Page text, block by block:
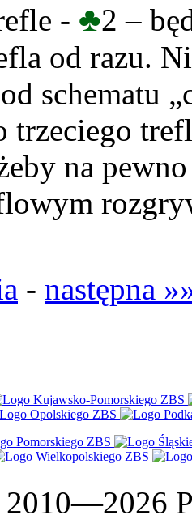
- ♣2 –
od razu.
schematu
trzeciego
na
- następna